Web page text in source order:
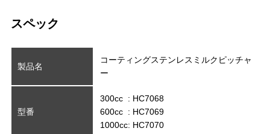
スペック
製品名
コーティングステンレスミルクピッチャ
ー
型番
300cc : HC7068
600cc : HC7069
1000cc: HC7070